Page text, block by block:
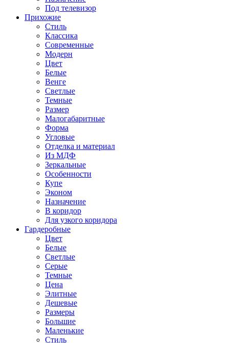
Под телевизор
Прихожие
Стиль
Классика
Современные
Модерн
Цвет
Белые
Венге
Светлые
Темные
Размер
Малогабаритные
Форма
Угловые
Отделка и материал
Из МДФ
Зеркальные
Особенности
Купе
Эконом
Назначение
В коридор
Для узкого коридора
Гардеробные
Цвет
Белые
Светлые
Серые
Темные
Цена
Элитные
Дешевые
Размеры
Большие
Маленькие
Стиль